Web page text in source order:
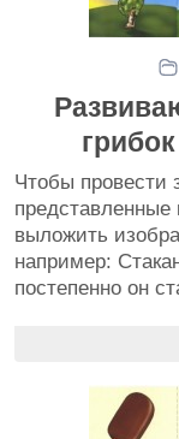
Чтобы провести
представленные
выложить
например:
постепенно он